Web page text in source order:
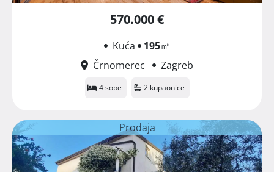
570.000 €
Kuća 195㎡
Črnomerec
Zagreb
4 sobe 2 kupaonice
Prodaja